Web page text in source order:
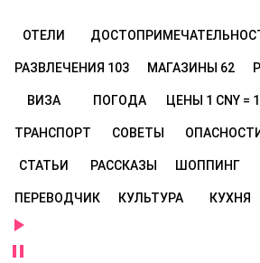
ОТЕЛИ
РАЗВЛЕЧЕНИЯ 103 МАГАЗИНЫ 62
ВИЗА ПОГОДА ЦЕНЫ 1 CNY =
ТРАНСПОРТ СОВЕТЫ ОПАСНОСТИ
СТАТЬИ РАССКАЗЫ ШОППИНГ
ПЕРЕВОДЧИК КУЛЬТУРА КУХНЯ

